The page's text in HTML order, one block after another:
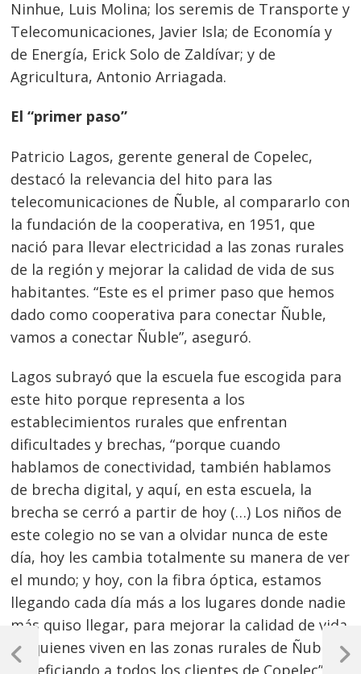
Ninhue, Luis Molina; los seremis de Transporte y
Telecomunicaciones, Javier Isla; de Economía y
de Energía, Erick Solo de Zaldívar; y de
Agricultura, Antonio Arriagada.
El “primer paso”
Patricio Lagos, gerente general de Copelec,
destacó la relevancia del hito para las
telecomunicaciones de Ñuble, al compararlo con
la fundación de la cooperativa, en 1951, que
nació para llevar electricidad a las zonas rurales
de la región y mejorar la calidad de vida de sus
habitantes. “Este es el primer paso que hemos
dado como cooperativa para conectar Ñuble,
vamos a conectar Ñuble”, aseguró.
Lagos subrayó que la escuela fue escogida para
este hito porque representa a los
establecimientos rurales que enfrentan
dificultades y brechas, “porque cuando
hablamos de conectividad, también hablamos
de brecha digital, y aquí, en esta escuela, la
brecha se cerró a partir de hoy (…) Los niños de
este colegio no se van a olvidar nunca de este
día, hoy les cambia totalmente su manera de ver
el mundo; y hoy, con la fibra óptica, estamos
llegando cada día más a los lugares donde nadie
más quiso llegar, para mejorar la calidad de vida
de quienes viven en las zonas rurales de Ñuble,
Navegación
de
Previous
Next